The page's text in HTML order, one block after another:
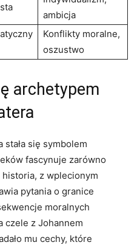
ambicja
Konflikty moralne,
oszustwo
archetypem
się symbolem
fascynuje zarówno
z wplecionym
pytania o granice
moralnych
czele z Johannem
mu cechy, które